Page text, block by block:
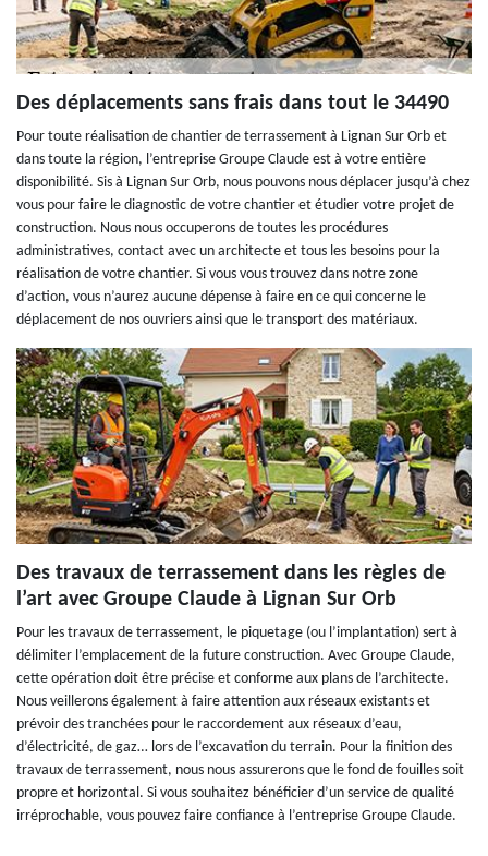
Des déplacements sans frais dans tout le 34490
Pour toute réalisation de chantier de terrassement à Lignan Sur Orb et
dans toute la région, l’entreprise Groupe Claude est à votre entière
disponibilité. Sis à Lignan Sur Orb, nous pouvons nous déplacer jusqu’à chez
vous pour faire le diagnostic de votre chantier et étudier votre projet de
construction. Nous nous occuperons de toutes les procédures
administratives, contact avec un architecte et tous les besoins pour la
réalisation de votre chantier. Si vous vous trouvez dans notre zone
d’action, vous n’aurez aucune dépense à faire en ce qui concerne le
déplacement de nos ouvriers ainsi que le transport des matériaux.
Des travaux de terrassement dans les règles de
l’art avec Groupe Claude à Lignan Sur Orb
Pour les travaux de terrassement, le piquetage (ou l’implantation) sert à
délimiter l’emplacement de la future construction. Avec Groupe Claude,
cette opération doit être précise et conforme aux plans de l’architecte.
Nous veillerons également à faire attention aux réseaux existants et
prévoir des tranchées pour le raccordement aux réseaux d’eau,
d’électricité, de gaz… lors de l’excavation du terrain. Pour la finition des
travaux de terrassement, nous nous assurerons que le fond de fouilles soit
propre et horizontal. Si vous souhaitez bénéficier d’un service de qualité
irréprochable, vous pouvez faire confiance à l’entreprise Groupe Claude.